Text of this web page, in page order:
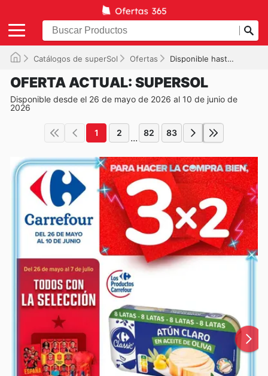
Catálogos de superSol Ofertas Disponible hasta el 10/06/2026
OFERTA ACTUAL: SUPERSOL
Disponible desde el 26 de mayo de 2026 al 10 de junio de
2026
1 2 ... 82 83